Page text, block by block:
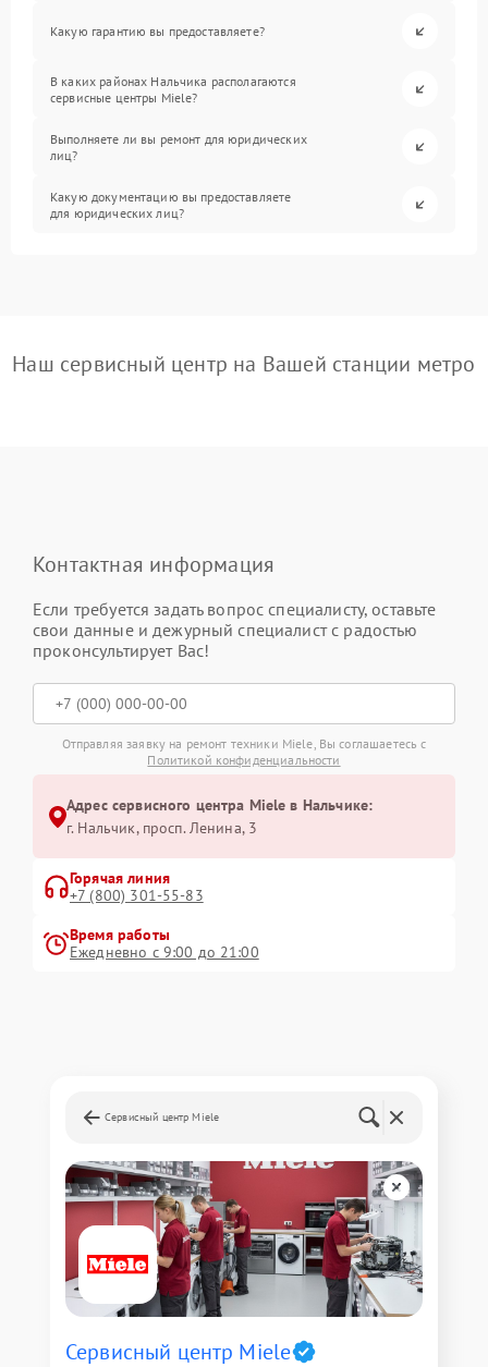
Какую гарантию вы предоставляете?
В каких районах Нальчика располагаются
сервисные центры Miele?
Выполняете ли вы ремонт для юридических
лиц?
Какую документацию вы предоставляете
для юридических лиц?
Наш сервисный центр на Вашей станции метро
Контактная информация
Если требуется задать вопрос специалисту, оставьте
свои данные и дежурный специалист с радостью
проконсультирует Вас!
Отправляя заявку на ремонт техники Miele, Вы соглашаетесь с
Политикой конфиденциальности
Адрес сервисного центра Miele в Нальчике:
г. Нальчик, просп. Ленина, 3
Горячая линия
+7 (800) 301-55-83
Время работы
Ежедневно с 9:00 до 21:00
Сервисный центр Miele
Сервисный центр Miele